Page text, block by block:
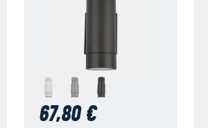
67,80 €